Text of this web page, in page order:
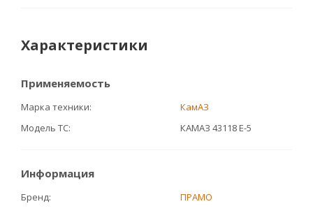
Характеристики
Применяемость
Марка техники
КамАЗ
Модель ТС
КАМАЗ 43118 E-5
Информация
Бренд ПРАМО